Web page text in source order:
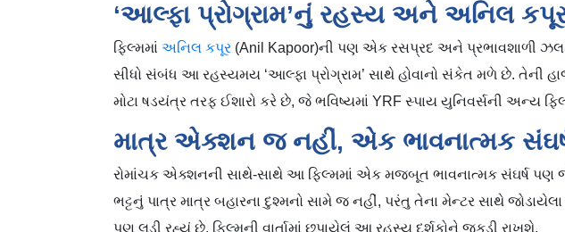
‘આલ્ફા પ્રોગ્રામ’નું રહસ્ય અને અનિલ
ફિલ્મમાં અનિલ કપૂર (Anil Kapoor)ની પણ એક રસપ્રદ અને પ્રભાવશાળી
સીધો સંબંધ આ રહસ્યમય ‘આલ્ફા પ્રોગ્રામ’ સાથે હોવાનો સંકેત મળે છે. તેની
મોટા ષડયંત્ર તરફ ઈશારો કરે છે, જે ભવિષ્યમાં YRF સ્પાય યુનિવર્સની અન્ય
માત્ર એક્શન જ નહીં, એક ભાવનાત્મક
રોમાંચક એક્શનની સાથે-સાથે આ ફિલ્મમાં એક મજબૂત ભાવનાત્મક સંઘર્ષ પણ
ભટ્ટનું પાત્ર માત્ર બહારના દુશ્મનો સામે જ નહીં, પરંતુ તેના મેન્ટર સાથે જોડાયેલા
પણ લડી રહ્યું છે. ફિલ્મની વાર્તામાં છુપાયેલું આ રહસ્ય દર્શકોને જકડી રાખશે.